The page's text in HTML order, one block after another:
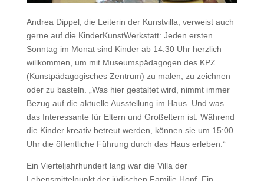
Andrea Dippel, die Leiterin der Kunstvilla, verweist auch
gerne auf die KinderKunstWerkstatt: Jeden ersten
Sonntag im Monat sind Kinder ab 14:30 Uhr herzlich
willkommen, um mit Museumspädagogen des KPZ
(Kunstpädagogisches Zentrum) zu malen, zu zeichnen
oder zu basteln. „Was hier gestaltet wird, nimmt immer
Bezug auf die aktuelle Ausstellung im Haus. Und was
das Interessante für Eltern und Großeltern ist: Während
die Kinder kreativ betreut werden, können sie um 15:00
Uhr die öffentliche Führung durch das Haus erleben.“
Ein Vierteljahrhundert lang war die Villa der